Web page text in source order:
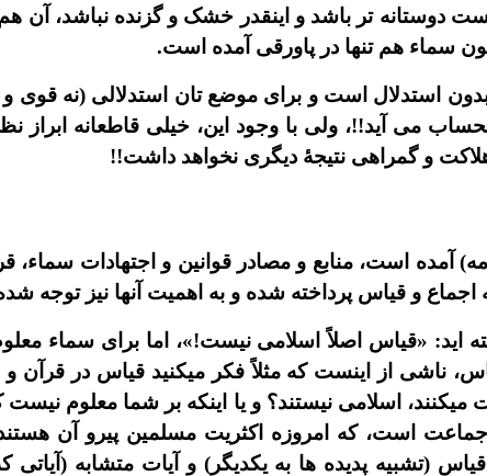
دوستانه تر باشد و اينقدر خشک و گزنده نباشد،
سماء هم تنها در پاورقى آمده است.
بدون استدلال است و براى موضع تان استدلالى (نه قوى
بحساب مى آيد!!، ولى با وجود اين، خيلى قاطعانه
و گمراهى نتيجۀ ديگرى نخواهد داشت!!
آمده است، منابع و مصادر قوانين و اجتهادات
و قياس پرداخته شده و به اهميت آنها نيز توجه
ايد: «قياس اصلاً اسلامى نيست!»، اما براى سماء
ناشى از اينست که مثلاً فکر ميکنيد قياس در قرآن
ميکنند، اسلامى نيستند؟ و يا اينکه بر شما معلوم
است، که امروزه اکثريت مسلمين پيرو آن
(تشبيه پديده ها به يکديگر) و آيات متشابه